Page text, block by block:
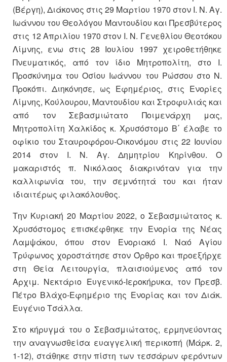
(Βέργη), Διάκονος στις 29 Μαρτίου 1970 στον Ι. Ν. Αγ.
Ιωάννου του Θεολόγου Μαντουδίου και Πρεσβύτερος
στις 12 Απριλίου 1970 στον Ι. Ν. Γενεθλίου Θεοτόκου
Λίμνης, ενω στις 28 Ιουλίου 1997 χειροθετήθηκε
Πνευματικός, από τον ίδιο Μητροπολίτη, στο Ι.
Προσκύνημα του Οσίου Ιωάννου του Ρώσσου στο Ν.
Προκόπι. Διηκόνησε, ως Εφημέριος, στις Ενορίες
Λίμνης, Κούλουρου, Μαντουδίου και Στροφυλιάς και
από τον Σεβασμιώτατο Ποιμενάρχη μας,
Μητροπολίτη Χαλκίδος κ. Χρυσόστομο Β΄ έλαβε το
οφίκιο του Σταυροφόρου-Οικονόμου στις 22 Ιουνίου
2014 στον Ι. Ν. Αγ. Δημητρίου Κηρίνθου. Ο
μακαριστός π. Νικόλαος διακρινόταν για την
καλλιφωνία του, την σεμνότητά του και ήταν
ιδιαιτέρως φιλακόλουθος.
Την Κυριακή 20 Μαρτίου 2022, ο Σεβασμιώτατος κ.
Χρυσόστομος επισκέφθηκε την Ενορία της Νέας
Λαμψάκου, όπου στον Ενοριακό Ι. Ναό Αγίου
Τρύφωνος χοροστάτησε στον Όρθρο και προεξήρχε
στη Θεία Λειτουργία, πλαισιούμενος από τον
Αρχιμ. Νεκτάριο Ευγενικό-Ιεροκήρυκα, τον Πρεσβ.
Πέτρο Βλάχο-Εφημέριο της Ενορίας και τον Διάκ.
Ευγένιο Τσάλλα.
Στο κήρυγμά του ο Σεβασμιώτατος, ερμηνεύοντας
την αναγνωσθείσα ευαγγελική περικοπή (Μάρκ. 2,
1-12), στάθηκε στην πίστη των τεσσάρων φερόντων